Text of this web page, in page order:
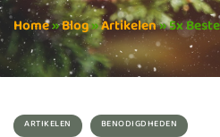
Home»Blog»Artikelen»5x
ARTIKELEN BENODIGDHEDEN